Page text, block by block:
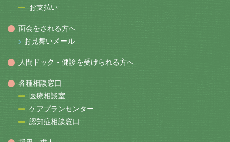
お支払い
面会をされる方へ
お見舞いメール
人間ドック・健診を受けられる方へ
各種相談窓口
医療相談室
ケアプランセンター
認知症相談窓口